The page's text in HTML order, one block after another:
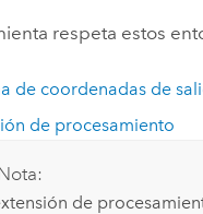
respeta estos
de coordenadas de
de procesamiento
de